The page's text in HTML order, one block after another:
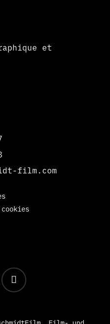
et
film.com
instagram